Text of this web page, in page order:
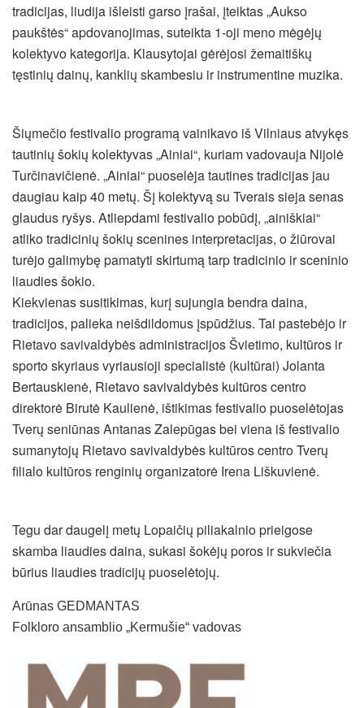
tradicijas, liudija išleisti garso įrašai, įteiktas „Aukso
paukštės“ apdovanojimas, suteikta 1-oji meno mėgėjų
kolektyvo kategorija. Klausytojai gėrėjosi žemaitiškų
tęstinių dainų, kanklių skambesiu ir instrumentine muzika.
Šiųmečio festivalio programą vainikavo iš Vilniaus atvykęs
tautinių šokių kolektyvas „Ainiai“, kuriam vadovauja Nijolė
Turčinavičienė. „Ainiai“ puoselėja tautines tradicijas jau
daugiau kaip 40 metų. Šį kolektyvą su Tverais sieja senas
glaudus ryšys. Atliepdami festivalio pobūdį, „ainiškiai“
atliko tradicinių šokių scenines interpretacijas, o žiūrovai
turėjo galimybę pamatyti skirtumą tarp tradicinio ir sceninio
liaudies šokio.
Kiekvienas susitikimas, kurį sujungia bendra daina,
tradicijos, palieka neišdildomus įspūdžius. Tai pastebėjo ir
Rietavo savivaldybės administracijos Švietimo, kultūros ir
sporto skyriaus vyriausioji specialistė (kultūrai) Jolanta
Bertauskienė, Rietavo savivaldybės kultūros centro
direktorė Birutė Kaulienė, ištikimas festivalio puoselėtojas
Tverų seniūnas Antanas Zalepūgas bei viena iš festivalio
sumanytojų Rietavo savivaldybės kultūros centro Tverų
filialo kultūros renginių organizatorė Irena Liškuvienė.
Tegu dar daugelį metų Lopaičių piliakalnio prieigose
skamba liaudies daina, sukasi šokėjų poros ir sukviečia
būrius liaudies tradicijų puoselėtojų.
Arūnas GEDMANTAS
Folkloro ansamblio „Kermušie“ vadovas